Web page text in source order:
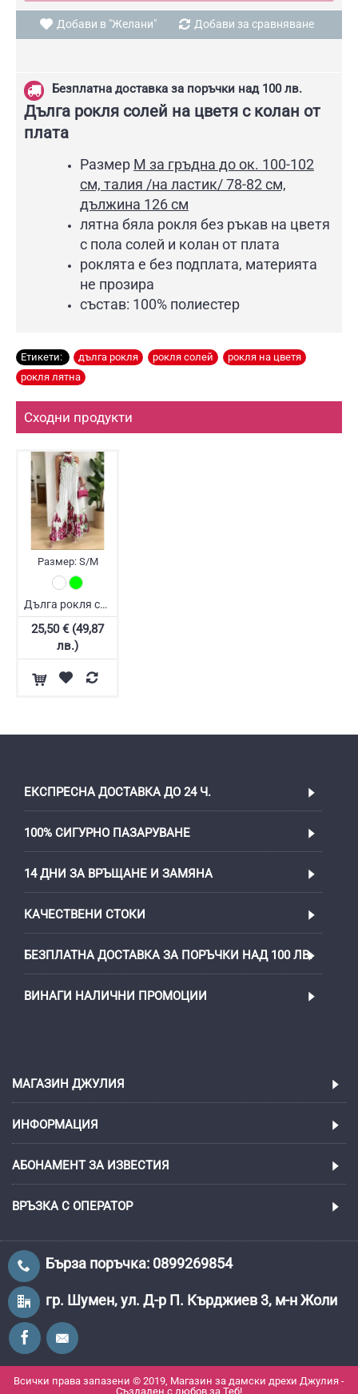
Добави в "Желани" Добави за сравняване
Безплатна доставка за поръчки над 100 лв.
Дълга рокля солей на цветя с колан от
плата
Размер М за гръдна до ок. 100-102
см, талия /на ластик/ 78-82 см,
дължина 126 см
лятна бяла рокля без ръкав на цветя
с пола солей и колан от плата
роклята е без подплата, материята
не прозира
състав: 100% полиестер
Етикети: дълга рокля рокля солей рокля на цветя
рокля лятна
Сходни продукти
Размер:S/M
Дълга рокля солей с цветя
25,50 € (49,87
лв.)
ЕКСПРЕСНА ДОСТАВКА ДО 24 Ч.
100% СИГУРНО ПАЗАРУВАНЕ
14 ДНИ ЗА ВРЪЩАНЕ И ЗАМЯНА
КАЧЕСТВЕНИ СТОКИ
БЕЗПЛАТНА ДОСТАВКА ЗА ПОРЪЧКИ НАД 100 ЛВ.
ВИНАГИ НАЛИЧНИ ПРОМОЦИИ
МАГАЗИН ДЖУЛИЯ
ИНФОРМАЦИЯ
АБОНАМЕНТ ЗА ИЗВЕСТИЯ
ВРЪЗКА С ОПЕРАТОР
Бърза поръчка: 0899269854
гр. Шумен, ул. Д-р П. Кърджиев 3, м-н Жоли
Всички права запазени © 2019, Магазин за дамски дрехи Джулия -
Създаден с любов за Теб!